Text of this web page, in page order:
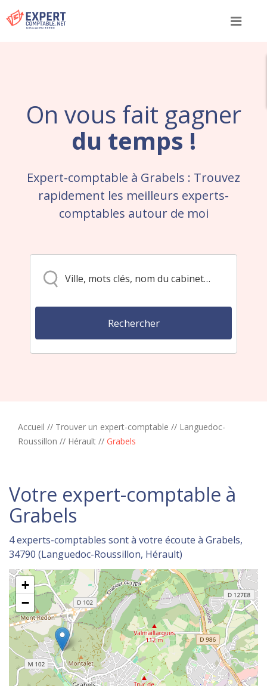
Menu
On vous fait gagner
du temps !
Expert-comptable à Grabels : Trouvez
rapidement les meilleurs experts-
comptables autour de moi
Accueil // Trouver un expert-comptable // Languedoc-
Roussillon // Hérault // Grabels
Votre expert-comptable à
Grabels
4 experts-comptables sont à votre écoute à Grabels,
34790 (Languedoc-Roussillon, Hérault)
+
−